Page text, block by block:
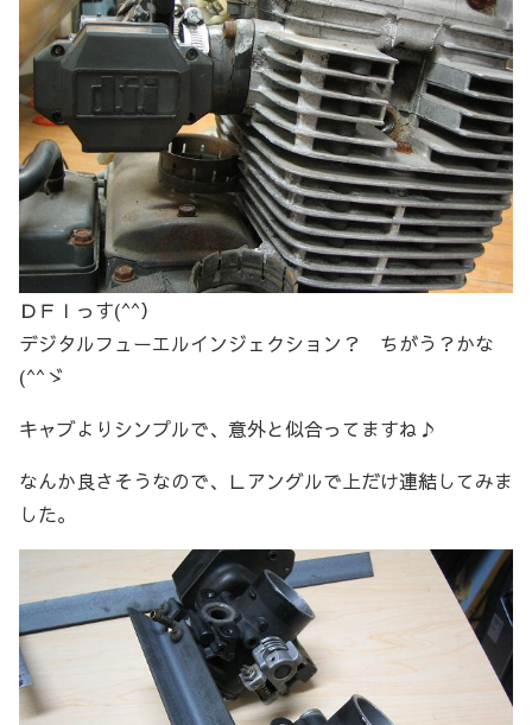
ＤＦＩっす(^^）
デジタルフューエルインジェクション？ ちがう？かな
(^^ゞ
キャブよりシンプルで、意外と似合ってますね♪
なんか良さそうなので、Ｌアングルで上だけ連結してみま
した。